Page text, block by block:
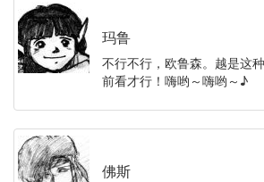
玛鲁
不行不行，欧鲁森。越是这
前看才行！嗨哟～嗨哟～♪
佛斯